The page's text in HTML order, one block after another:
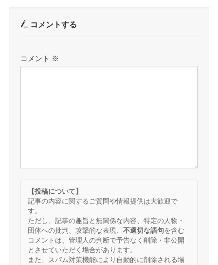
コメントする
コメント ※
【投稿について】
記事の内容に関するご質問や情報提供は大歓迎で
す。
ただし、記事の趣旨と無関係な内容、特定の人物・
団体への批判、攻撃的な表現、 不適切な語句を含む
コメントは、管理人の判断で予告なく削除・非公開
とさせていただく場合があります。
また、スパム対策機能により自動的に削除される場